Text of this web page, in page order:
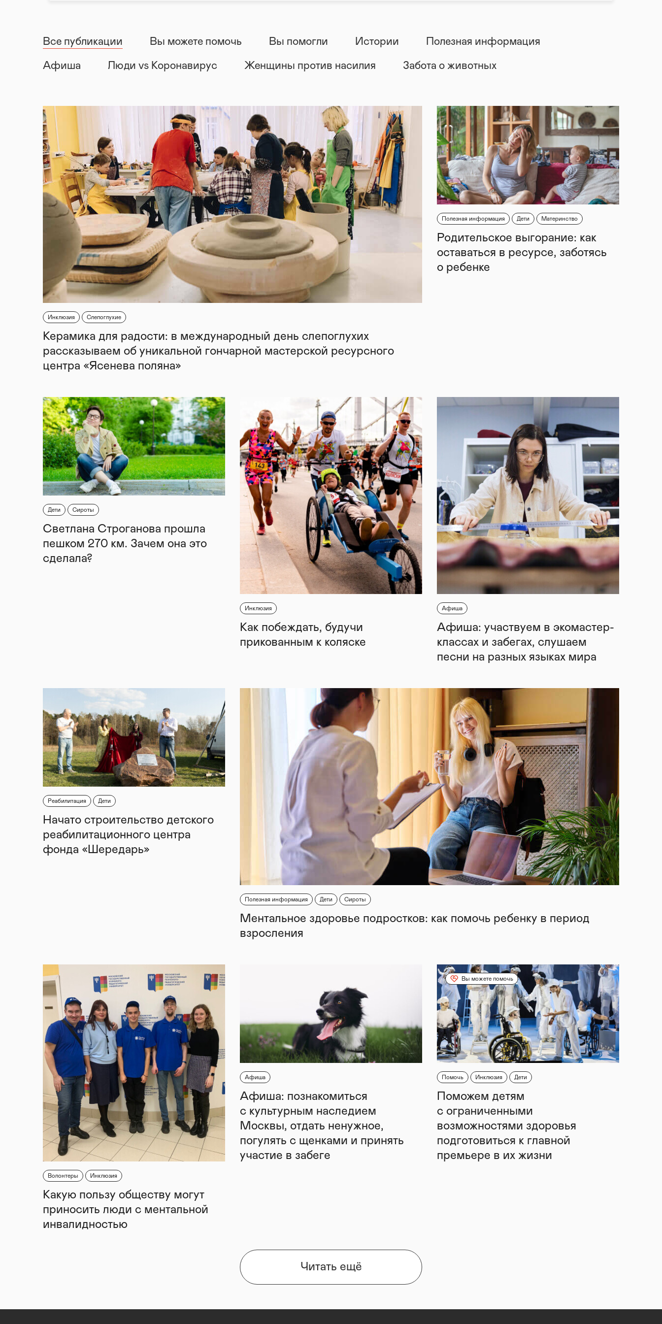
Все публикации Вы можете помочь Вы помогли Истории Полезная информация
Афиша Люди vs Коронавирус Женщины против насилия Забота о животных
Инклюзия Слепоглухие
Керамика для радости: в международный день слепоглухих
рассказываем об уникальной гончарной мастерской ресурсного
центра «Ясенева поляна»
Полезная информация Дети Материнство
Родительское выгорание: как
оставаться в ресурсе, заботясь
о ребенке
Дети Сироты
Светлана Строганова прошла
пешком 270 км. Зачем она это
сделала?
Инклюзия
Как побеждать, будучи
прикованным к коляске
Афиша
Афиша: участвуем в экомастер-
классах и забегах, слушаем
песни на разных языках мира
Реабилитация Дети
Начато строительство детского
реабилитационного центра
фонда «Шередарь»
Полезная информация Дети Сироты
Ментальное здоровье подростков: как помочь ребенку в период
взросления
Волонтеры Инклюзия
Какую пользу обществу могут
приносить люди с ментальной
инвалидностью
Афиша
Афиша: познакомиться
с культурным наследием
Москвы, отдать ненужное,
погулять с щенками и принять
участие в забеге
Вы можете помочь
Помочь Инклюзия Дети
Поможем детям
с ограниченными
возможностями здоровья
подготовиться к главной
премьере в их жизни
Читать ещё